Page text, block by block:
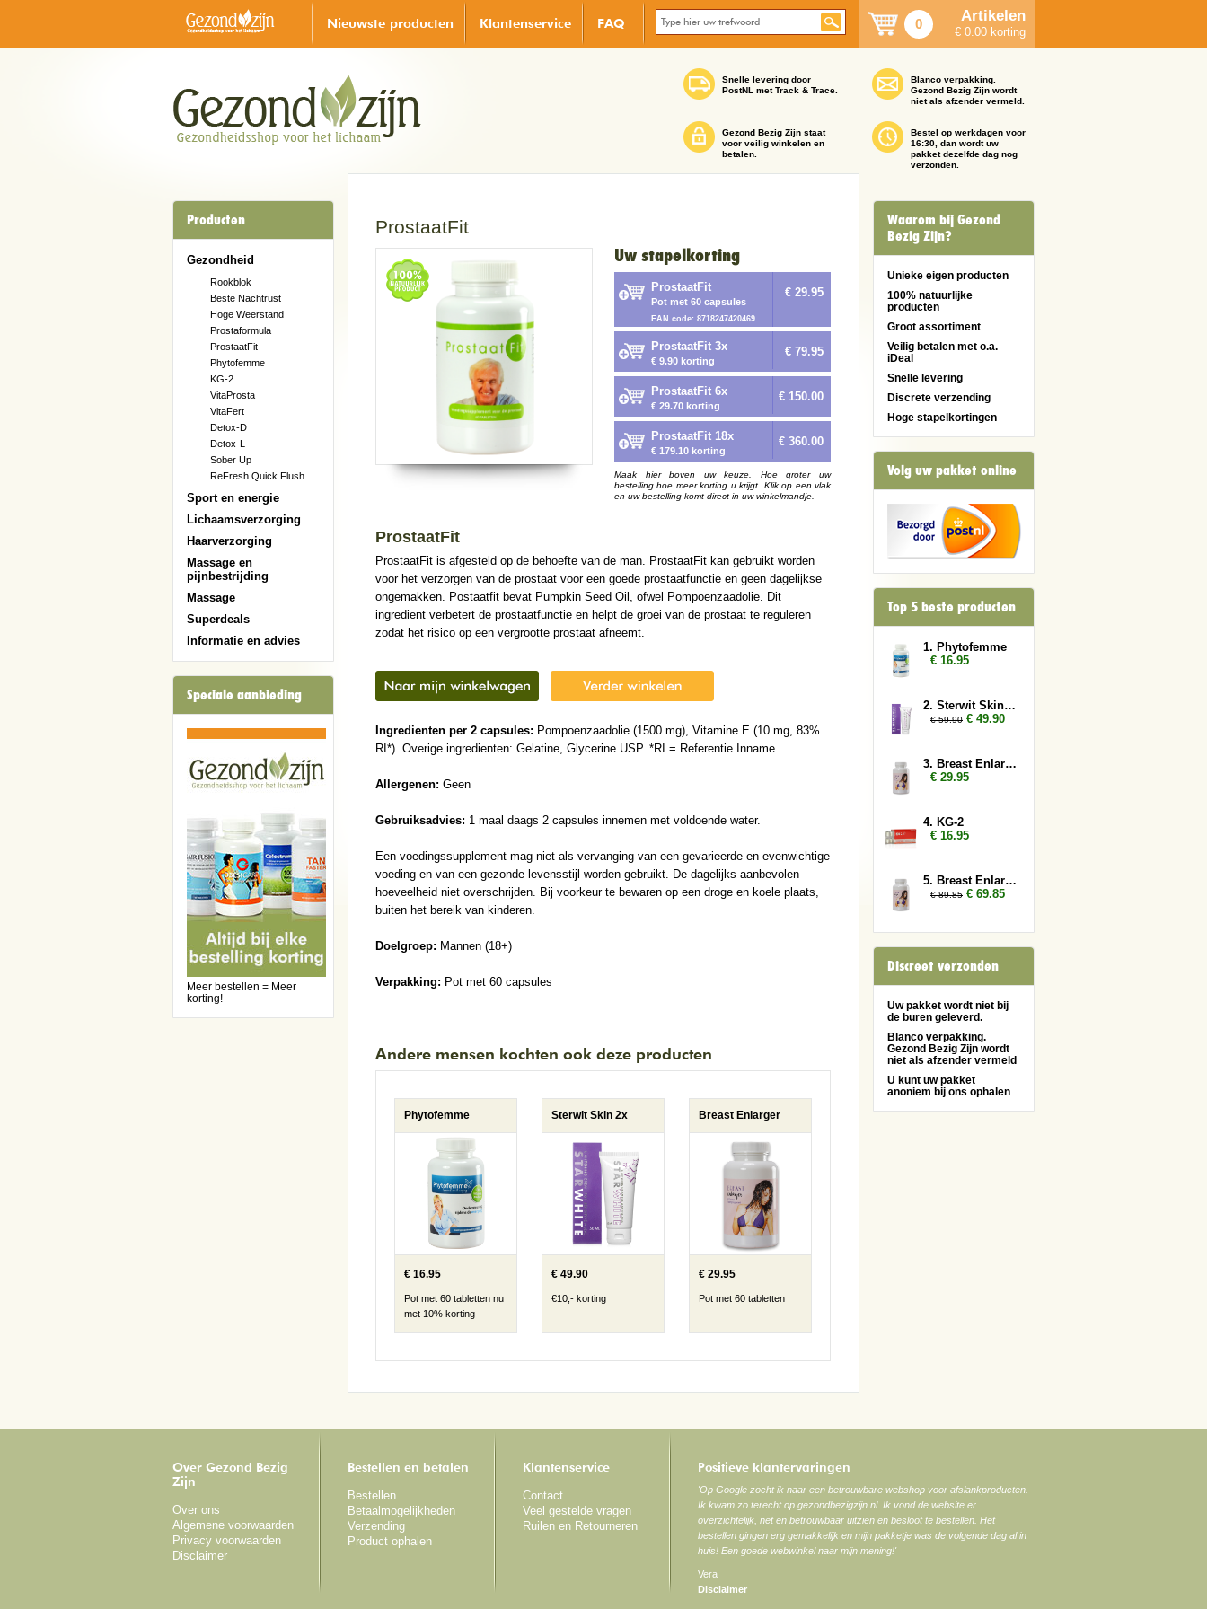
Nieuwste producten Klantenservice FAQ 0 Artikelen
€ 0.00 korting
Snelle levering door
PostNL met Track & Trace.
Gezond Bezig Zijn staat
voor veilig winkelen en
betalen.
Blanco verpakking.
Gezond Bezig Zijn wordt
niet als afzender vermeld.
Bestel op werkdagen voor
16:30, dan wordt uw
pakket dezelfde dag nog
verzonden.
Producten
Gezondheid
Rookblok
Beste Nachtrust
Hoge Weerstand
Prostaformula
ProstaatFit
Phytofemme
KG-2
VitaProsta
VitaFert
Detox-D
Detox-L
Sober Up
ReFresh Quick Flush
Sport en energie
Lichaamsverzorging
Haarverzorging
Massage en
pijnbestrijding
Massage
Superdeals
Informatie en advies
Speciale aanbieding
Meer bestellen = Meer
korting!
ProstaatFit
Uw stapelkorting
ProstaatFit
Pot met 60 capsules
EAN code: 8718247420469
€ 29.95
ProstaatFit 3x
€ 9.90 korting
€ 79.95
ProstaatFit 6x
€ 29.70 korting
€ 150.00
ProstaatFit 18x
€ 179.10 korting
€ 360.00
Maak hier boven uw keuze. Hoe groter uw
bestelling hoe meer korting u krijgt. Klik op een vlak
en uw bestelling komt direct in uw winkelmandje.
ProstaatFit
ProstaatFit is afgesteld op de behoefte van de man. ProstaatFit kan gebruikt worden
voor het verzorgen van de prostaat voor een goede prostaatfunctie en geen dagelijkse
ongemakken. Postaatfit bevat Pumpkin Seed Oil, ofwel Pompoenzaadolie. Dit
ingredient verbetert de prostaatfunctie en helpt de groei van de prostaat te reguleren
zodat het risico op een vergrootte prostaat afneemt.
Ingredienten per 2 capsules: Pompoenzaadolie (1500 mg), Vitamine E (10 mg, 83%
RI*). Overige ingredienten: Gelatine, Glycerine USP. *RI = Referentie Inname.
Allergenen: Geen
Gebruiksadvies: 1 maal daags 2 capsules innemen met voldoende water.
Een voedingssupplement mag niet als vervanging van een gevarieerde en evenwichtige
voeding en van een gezonde levensstijl worden gebruikt. De dagelijks aanbevolen
hoeveelheid niet overschrijden. Bij voorkeur te bewaren op een droge en koele plaats,
buiten het bereik van kinderen.
Doelgroep: Mannen (18+)
Verpakking: Pot met 60 capsules
Andere mensen kochten ook deze producten
Phytofemme
€ 16.95
Pot met 60 tabletten nu
met 10% korting
Sterwit Skin 2x
€ 49.90
€10,- korting
Breast Enlarger
€ 29.95
Pot met 60 tabletten
Waarom bij Gezond
Bezig Zijn?
Unieke eigen producten
100% natuurlijke
producten
Groot assortiment
Veilig betalen met o.a.
iDeal
Snelle levering
Discrete verzending
Hoge stapelkortingen
Volg uw pakket online
Top 5 beste producten
1. Phytofemme
€ 16.95
2. Sterwit Skin 2x
€ 59.90 € 49.90
3. Breast Enlarger
€ 29.95
4. KG-2
€ 16.95
5. Breast Enlarger 3x
€ 89.85 € 69.85
Discreet verzonden
Uw pakket wordt niet bij
de buren geleverd.
Blanco verpakking.
Gezond Bezig Zijn wordt
niet als afzender vermeld
U kunt uw pakket
anoniem bij ons ophalen
Over Gezond Bezig
Zijn
Over ons
Algemene voorwaarden
Privacy voorwaarden
Disclaimer
Bestellen en betalen
Bestellen
Betaalmogelijkheden
Verzending
Product ophalen
Klantenservice
Contact
Veel gestelde vragen
Ruilen en Retourneren
Positieve klantervaringen
'Op Google zocht ik naar een betrouwbare webshop voor afslankproducten.
Ik kwam zo terecht op gezondbezigzijn.nl. Ik vond de website er
overzichtelijk, net en betrouwbaar uitzien en besloot te bestellen. Het
bestellen gingen erg gemakkelijk en mijn pakketje was de volgende dag al in
huis! Een goede webwinkel naar mijn mening!'
Vera
Disclaimer